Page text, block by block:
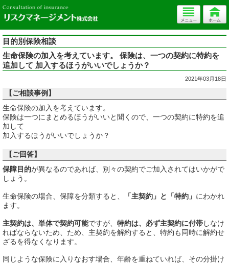
目的別保険相談
生命保険の加入を考えています。 保険は、一つの契約に特約を
追加して 加入するほうがいいでしょうか？
2021年03月18日
【ご相談事例】
生命保険の加入を考えています。
保険は一つにまとめるほうがいいと聞くので、一つの契約に特約を追
加して
加入するほうがいいでしょうか？
【ご回答】
保障目的が異なるのであれば、別々の契約でご加入されてはいかがで
しょう。
生命保険の場合、保障を分類すると、 「主契約」と「特約」 にわかれ
ます。
主契約は、単体で契約可能ですが、 特約は、必ず主契約に付帯しなけ
ればならないため、ため、主契約を解約すると、特約も同時に解約せ
ざるを得なくなります。
同じような保険に入りなおす場合、年齢を重ねていれば、その分掛け